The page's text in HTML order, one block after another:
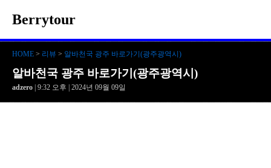
Berrytour
HOME > 리뷰 > 알바천국 광주 바로가기(광주광역시)
알바천국 광주 바로가기(광주광역시)
adzero | 9:32 오후 | 2024년 09월 09일